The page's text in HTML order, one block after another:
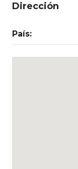
Dirección
País: